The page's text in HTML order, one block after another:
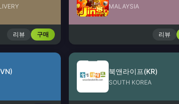
리뷰 구매
MALAYSIA
리뷰
북앤라이프(KR)
SOUTH KOREA